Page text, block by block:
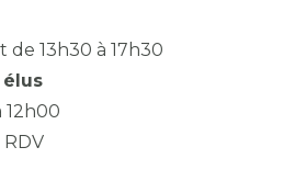
de 13h30 à 17h30
12h00